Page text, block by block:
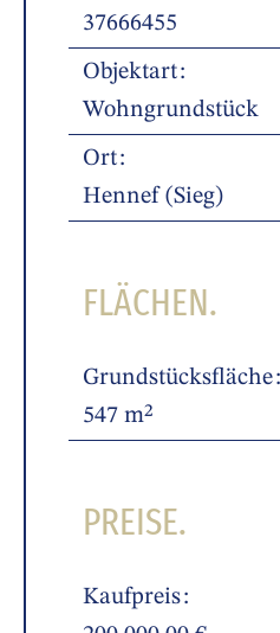
37666455
Objektart
Wohngrundstück
Ort
Hennef (Sieg)
FLÄCHEN.
Grundstücksfläche
547 m²
PREISE.
Kaufpreis